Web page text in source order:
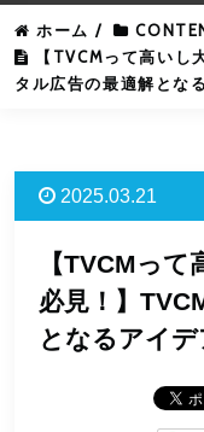
ホーム /
【TVCMって高い
タル広告の最適解とな
2025.03.21
【TVCMっ
必見！】
となるアイ